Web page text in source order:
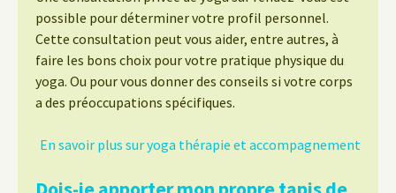
possible pour déterminer votre profil personnel.
Cette consultation peut vous aider, entre autres, à
faire les bons choix pour votre pratique physique du
yoga. Ou pour vous donner des conseils si votre corps
a des préoccupations spécifiques.
En savoir plus sur yoga thérapie et accompagnement